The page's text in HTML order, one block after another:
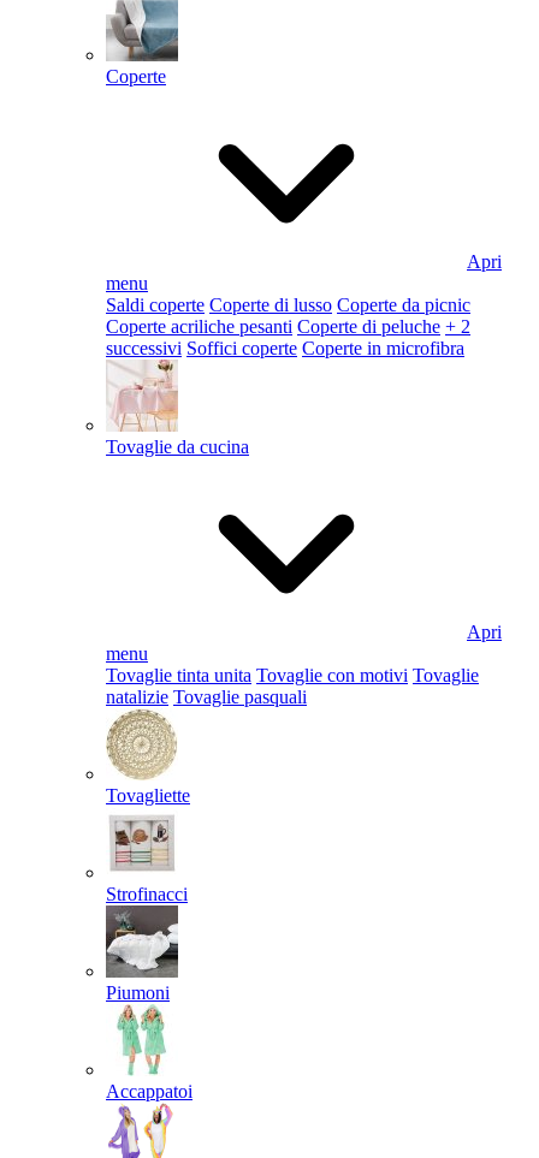
Coperte
Apri
menu
Saldi coperte Coperte di lusso Coperte da picnic
Coperte acriliche pesanti Coperte di peluche + 2
successivi Soffici coperte Coperte in microfibra
Tovaglie da cucina
Apri
menu
Tovaglie tinta unita Tovaglie con motivi Tovaglie
natalizie Tovaglie pasquali
Tovagliette
Strofinacci
Piumoni
Accappatoi